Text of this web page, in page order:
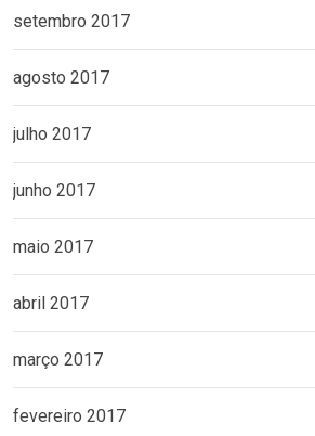
setembro 2017
agosto 2017
julho 2017
junho 2017
maio 2017
abril 2017
março 2017
fevereiro 2017